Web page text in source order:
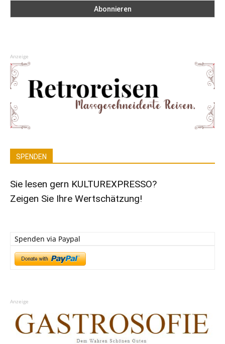
Anzeige
SPENDEN
Sie lesen gern KULTUREXPRESSO?
Zeigen Sie Ihre Wertschätzung!
Spenden via Paypal
Anzeige